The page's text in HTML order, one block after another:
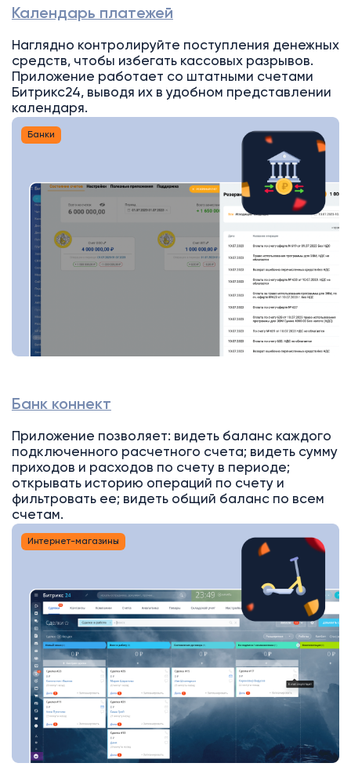
Календарь платежей
Наглядно контролируйте поступления денежных
средств, чтобы избегать кассовых разрывов.
Приложение работает со штатными счетами
Битрикс24, выводя их в удобном представлении
календаря.
Банки
Банк коннект
Приложение позволяет: видеть баланс каждого
подключенного расчетного счета; видеть сумму
приходов и расходов по счету в периоде;
открывать историю операций по счету и
фильтровать ее; видеть общий баланс по всем
счетам.
Интернет-магазины